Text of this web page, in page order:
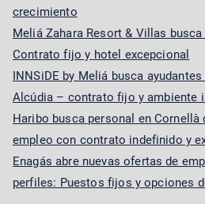
crecimiento
Meliá Zahara Resort & Villas
Contrato fijo y hotel excepcional
INNSiDE by Meliá busca
Alcúdia – contrato fijo y ambiente
Haribo busca personal en Cornellà
empleo con contrato indefinido y
Enagás abre nuevas ofertas de
perfiles: Puestos fijos y opciones